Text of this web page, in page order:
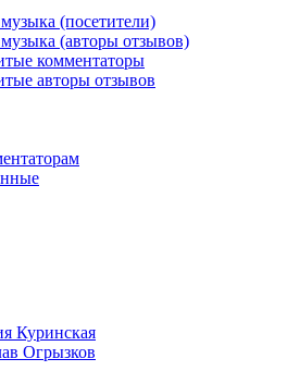
(посетители)
(авторы отзывов)
комментаторы
авторы отзывов
Куринская
Огрызков